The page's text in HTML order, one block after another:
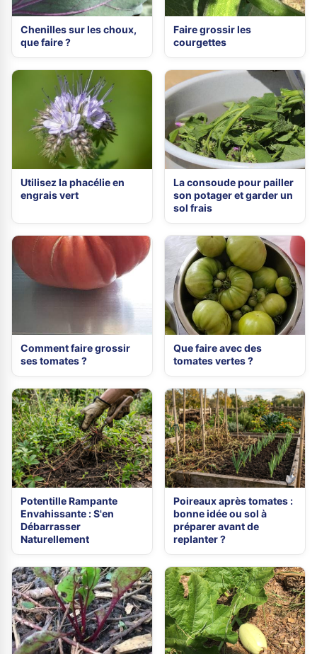
Chenilles sur les choux,
que faire ?
Faire grossir les
courgettes
Utilisez la phacélie en
engrais vert
La consoude pour pailler
son potager et garder un
sol frais
Comment faire grossir
ses tomates ?
Que faire avec des
tomates vertes ?
Potentille Rampante
Envahissante : S'en
Débarrasser
Naturellement
Poireaux après tomates :
bonne idée ou sol à
préparer avant de
replanter ?